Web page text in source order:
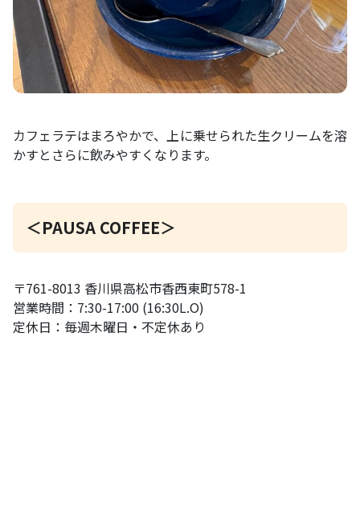
カフェラテはまろやかで、上に乗せられた生クリームを溶
かすとさらに飲みやすくなります。
＜PAUSA COFFEE＞
〒761-8013 香川県高松市香西東町578-1
営業時間：7:30-17:00 (16:30L.O)
定休日：毎週木曜日・不定休あり